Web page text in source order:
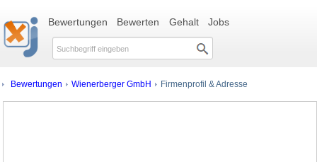
Bewertungen Bewerten Gehalt Jobs
Bewertungen Wienerberger GmbH Firmenprofil & Adresse